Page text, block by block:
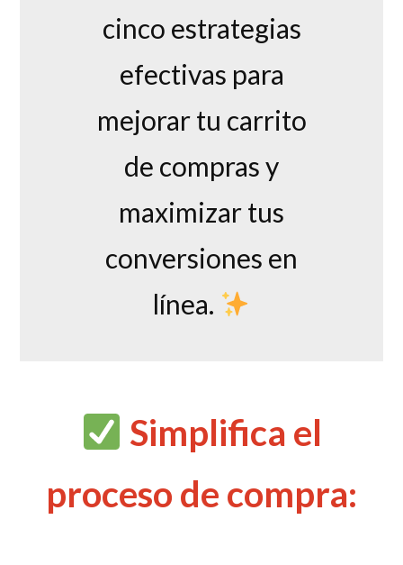
cinco estrategias
efectivas para
mejorar tu carrito
de compras y
maximizar tus
conversiones en
línea.
Simplifica el
proceso de compra: